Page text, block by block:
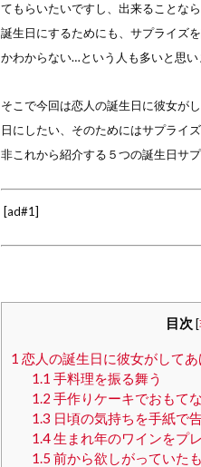
てもらいたいですし、出来ることな
誕生日にするためにも、サプライズ
かわからない…という人も多いと思い
そこで今回は恋人の誕生日に彼女が
日にしたい、そのためにはサプライ
非これから紹介する５つの誕生日サ
[ad#1]
目次 [
1 恋人の誕生日に彼女がして
1.1 手料理を振る舞う
1.2 手作りケーキでおもて
1.3 日頃の気持ちを手紙で
1.4生まれ年のワインをプ
1.5 前から欲しがっていた